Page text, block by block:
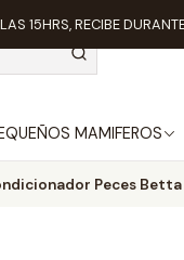
MAMIFEROS
15HRS, RECIBE
Peces